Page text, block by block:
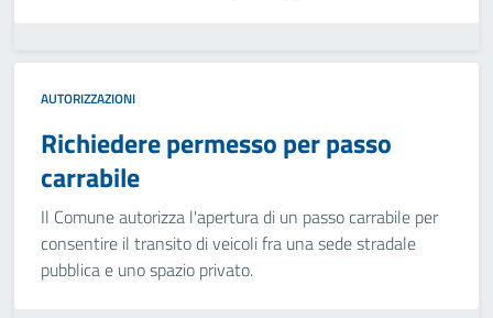
AUTORIZZAZIONI
Richiedere permesso per passo
carrabile
Il Comune autorizza l'apertura di un passo carrabile per
consentire il transito di veicoli fra una sede stradale
pubblica e uno spazio privato.